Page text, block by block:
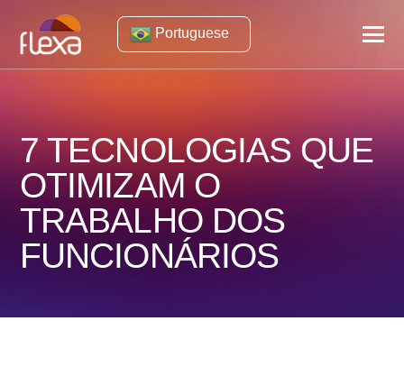
Portuguese
7 TECNOLOGIAS QUE
OTIMIZAM O
TRABALHO DOS
FUNCIONÁRIOS